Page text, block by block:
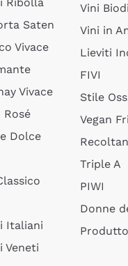
Saten
Vivace
Vivace
Rosé
Dolce
Italiani
Veneti
Vini
Vini in
Lieviti
FIVI
Stile
Vegan
Triple A
PIWI
Donne